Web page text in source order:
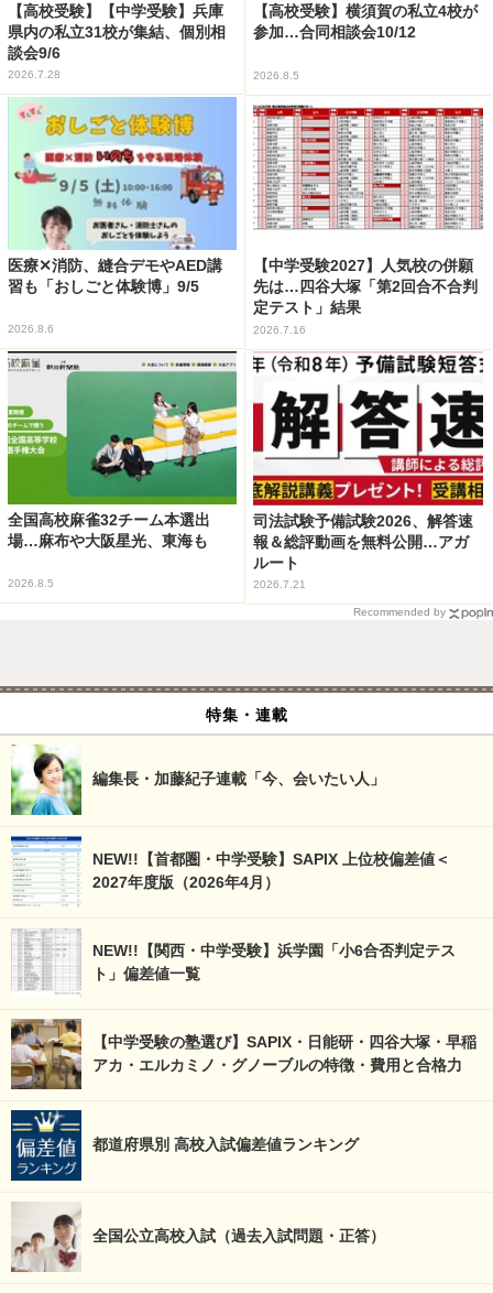
【高校受験】【中学受験】兵庫
県内の私立31校が集結、個別相
談会9/6
2026.7.28
【高校受験】横須賀の私立4校が
参加…合同相談会10/12
2026.8.5
医療✕消防、縫合デモやAED講
習も「おしごと体験博」9/5
2026.8.6
【中学受験2027】人気校の併願
先は…四谷大塚「第2回合不合判
定テスト」結果
2026.7.16
全国高校麻雀32チーム本選出
場…麻布や大阪星光、東海も
2026.8.5
司法試験予備試験2026、解答速
報＆総評動画を無料公開…アガ
ルート
2026.7.21
Recommended by
特集・連載
編集長・加藤紀子連載「今、会いたい人」
NEW!!【首都圏・中学受験】SAPIX 上位校偏差値＜
2027年度版（2026年4月）
NEW!!【関西・中学受験】浜学園「小6合否判定テス
ト」偏差値一覧
【中学受験の塾選び】SAPIX・日能研・四谷大塚・早稲
アカ・エルカミノ・グノーブルの特徴・費用と合格力
都道府県別 高校入試偏差値ランキング
全国公立高校入試（過去入試問題・正答）